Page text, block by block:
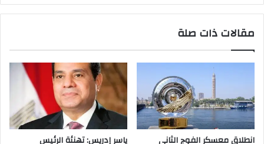
مقالات ذات صلة
انطلاق معسكر الفوج الثاني ياسر إدريس: تهنئة الرئيس